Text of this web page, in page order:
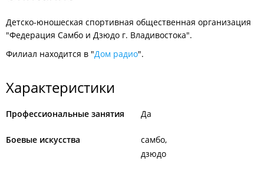
Детско-юношеская спортивная общественная организация
"Федерация Самбо и Дзюдо г. Владивостока".
Филиал находится в "Дом радио".
Характеристики
Профессиональные занятия Да
Боевые искусства
самбо
дзюдо